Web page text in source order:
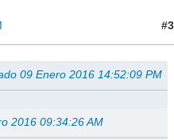
#3
09 Enero 2016 14:52:09 PM
2016 09:34:26 AM